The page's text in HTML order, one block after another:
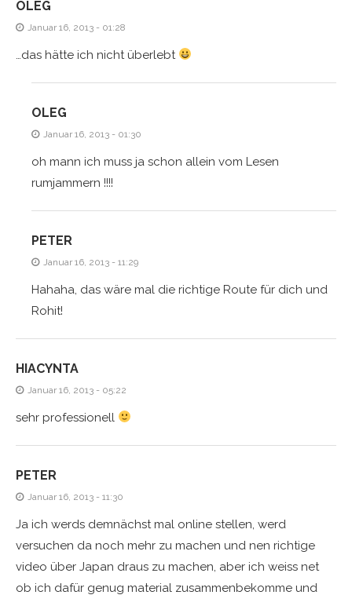
OLEG
Januar 16, 2013 - 01:28
…das hätte ich nicht überlebt
OLEG
Januar 16, 2013 - 01:30
oh mann ich muss ja schon allein vom Lesen
rumjammern !!!!
PETER
Januar 16, 2013 - 11:29
Hahaha, das wäre mal die richtige Route für dich und
Rohit!
HIACYNTA
Januar 16, 2013 - 05:22
sehr professionell
PETER
Januar 16, 2013 - 11:30
Ja ich werds demnächst mal online stellen, werd
versuchen da noch mehr zu machen und nen richtige
video über Japan draus zu machen, aber ich weiss net
ob ich dafür genug material zusammenbekomme und